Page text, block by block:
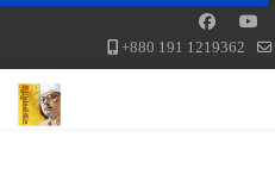
+880 191 1219362